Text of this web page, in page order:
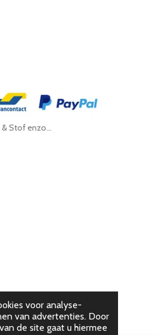
voor analyse-
van advertenties. Door
de site gaat u hiermee
Stof enzo...